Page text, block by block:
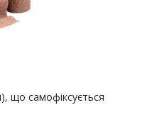
що самофіксується